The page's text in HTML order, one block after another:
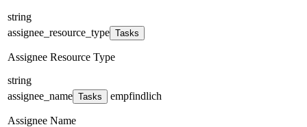
string
assignee_resource_type Tasks
Assignee Resource Type
string
assignee_name Tasks empfindlich
Assignee Name